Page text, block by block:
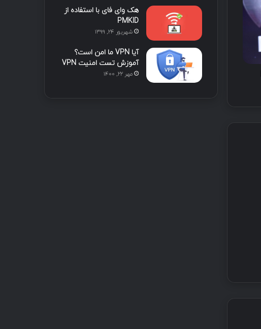
هک وای فای با استفاده از
PMKID
شهریور ۲۴, ۱۳۹۹
آیا VPN ما امن است؟
آموزش تست امنیت VPN
مهر ۲۲, ۱۴۰۰